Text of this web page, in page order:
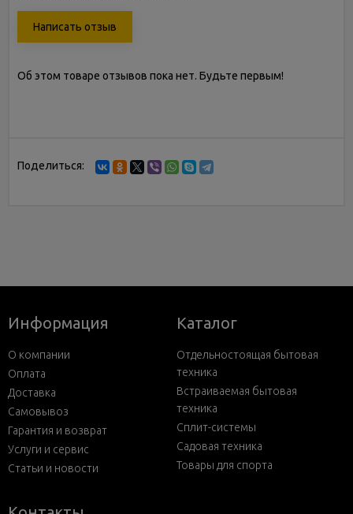
Написать отзыв
Об этом товаре отзывов пока нет. Будьте первым!
Поделиться:
Информация
О компании
Оплата
Доставка
Самовывоз
Гарантия и возврат
Услуги и сервис
Статьи и новости
Каталог
Отдельностоящая бытовая
техника
Встраиваемая бытовая
техника
Сплит-системы
Садовая техника
Товары для спорта